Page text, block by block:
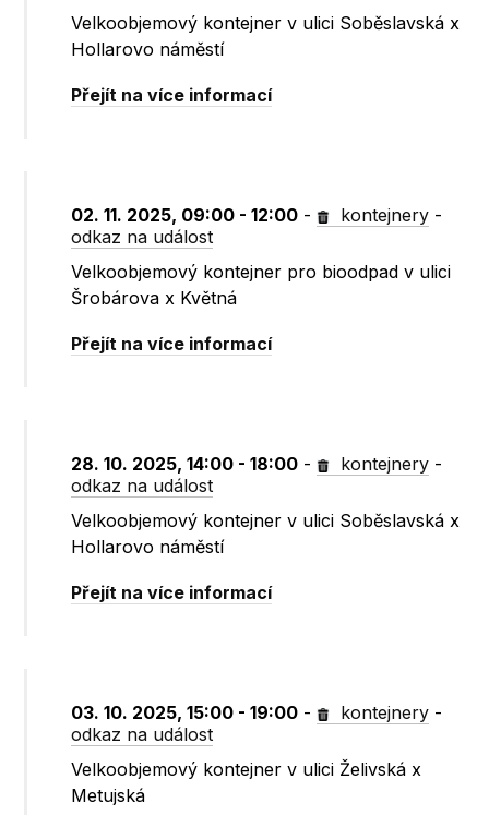
Velkoobjemový kontejner v ulici Soběslavská x
Hollarovo náměstí
Přejít na více informací
02. 11. 2025, 09:00 - 12:00 - kontejnery -
odkaz na událost
Velkoobjemový kontejner pro bioodpad v ulici
Šrobárova x Květná
Přejít na více informací
28. 10. 2025, 14:00 - 18:00 - kontejnery -
odkaz na událost
Velkoobjemový kontejner v ulici Soběslavská x
Hollarovo náměstí
Přejít na více informací
03. 10. 2025, 15:00 - 19:00 - kontejnery -
odkaz na událost
Velkoobjemový kontejner v ulici Želivská x
Metujská